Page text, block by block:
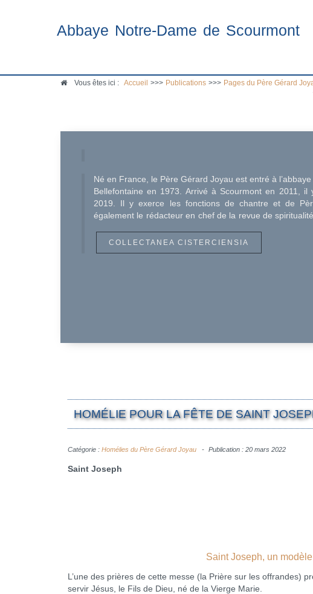
Abbaye Notre-Dame de Scourmont
Vous êtes ici : Accueil >>> Publications >>> Pages du Père Gérard
Né en France, le Père Gérard Joyau est entré à
Bellefontaine en 1973. Arrivé à Scourmont en 2011, il
2019. Il y exerce les fonctions de chantre et de
également le rédacteur en chef de la revue de
COLLECTANEA CISTERCIENSIA
HOMÉLIE POUR LA FÊTE DE SAINT
Catégorie : Homélies du Père Gérard Joyau Publication : 20 mars 2022
Saint Joseph
Saint Joseph, un
L’une des prières de cette messe (la Prière sur les offrandes)
servir Jésus, le Fils de Dieu, né de la Vierge Marie.